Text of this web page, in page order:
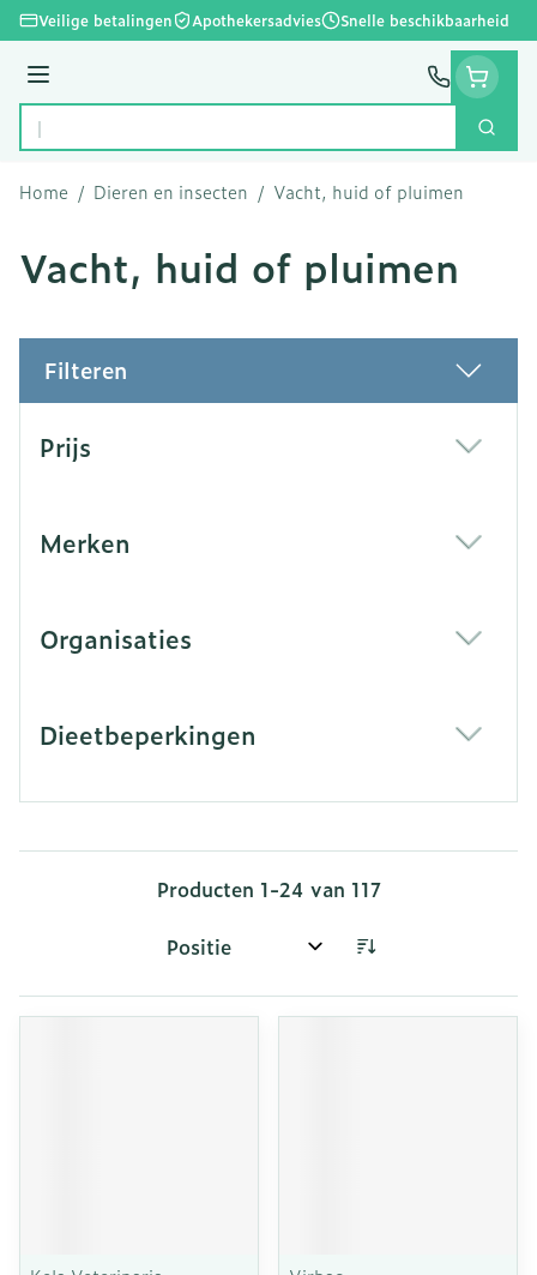
Ga naar de inhoud
Veilige betalingen Apothekersadvies Snelle beschikbaarheid
Menu
Product, merk, categorie...
Zoek
Home / Dieren en insecten / Vacht, huid of pluimen
Vacht, huid of pluimen
Filteren
Prijs
Merken
Organisaties
Dieetbeperkingen
Producten 1-24 van 117
Sorteer op: